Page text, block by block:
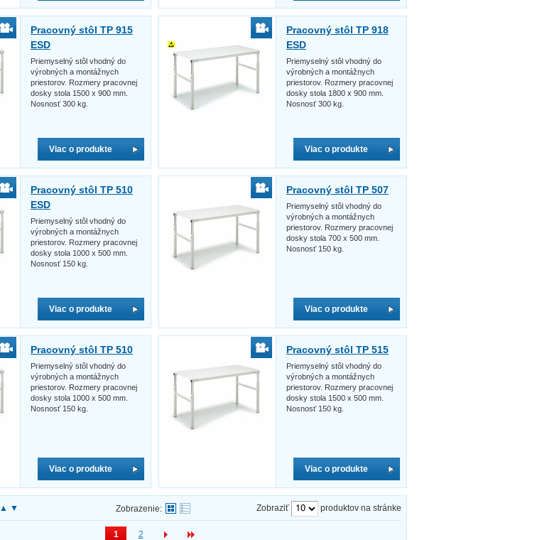
Pracovný stôl TP 915
ESD
Priemyselný stôl vhodný do
výrobných a montážnych
priestorov. Rozmery pracovnej
dosky stola 1500 x 900 mm.
Nosnosť 300 kg.
Viac o produkte
Pracovný stôl TP 918
ESD
Priemyselný stôl vhodný do
výrobných a montážnych
priestorov. Rozmery pracovnej
dosky stola 1800 x 900 mm.
Nosnosť 300 kg.
Viac o produkte
Pracovný stôl TP 510
ESD
Priemyselný stôl vhodný do
výrobných a montážnych
priestorov. Rozmery pracovnej
dosky stola 1000 x 500 mm.
Nosnosť 150 kg.
Viac o produkte
Pracovný stôl TP 507
Priemyselný stôl vhodný do
výrobných a montážnych
priestorov. Rozmery pracovnej
dosky stola 700 x 500 mm.
Nosnosť 150 kg.
Viac o produkte
Pracovný stôl TP 510
Priemyselný stôl vhodný do
výrobných a montážnych
priestorov. Rozmery pracovnej
dosky stola 1000 x 500 mm.
Nosnosť 150 kg.
Viac o produkte
Pracovný stôl TP 515
Priemyselný stôl vhodný do
výrobných a montážnych
priestorov. Rozmery pracovnej
dosky stola 1500 x 500 mm.
Nosnosť 150 kg.
Viac o produkte
▲ ▼ Zobrazenie: Zobraziť produktov na stránke
1 2